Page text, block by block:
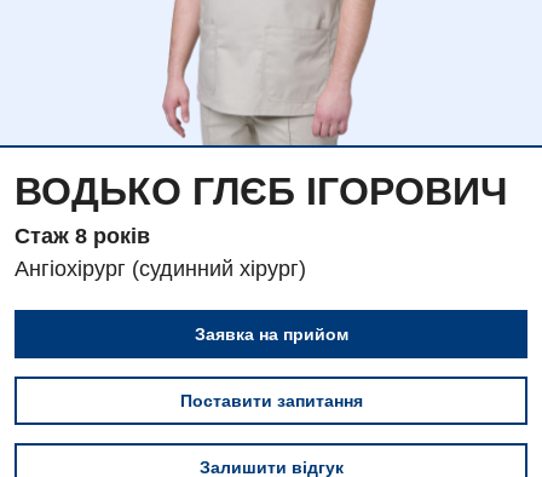
Вакансії
Заходи БПР
Безкоштовні операції
Діагностика
Ангіографічні дослідження
Відділ госпіталізації
ВОДЬКО ГЛЄБ ІГОРОВИЧ
Стаж 8 рокiв
Ангіохірург (судинний хірург)
Заявка на прийом
Поставити запитання
Залишити відгук